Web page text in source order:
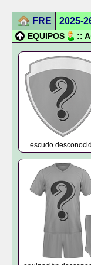
FRE 2025-
EQUIPOS ::
escudo